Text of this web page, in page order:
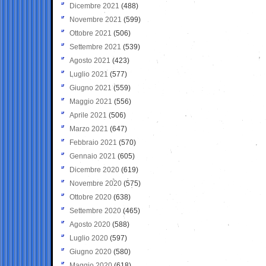
Dicembre 2021 (488)
Novembre 2021 (599)
Ottobre 2021 (506)
Settembre 2021 (539)
Agosto 2021 (423)
Luglio 2021 (577)
Giugno 2021(559)
Maggio 2021 (556)
Aprile 2021 (506)
Marzo 2021 (647)
Febbraio 2021 (570)
Gennaio 2021 (605)
Dicembre 2020 (619)
Novembre 2020 (575)
Ottobre 2020 (638)
Settembre 2020(465)
Agosto 2020 (588)
Luglio 2020 (597)
Giugno 2020 (580)